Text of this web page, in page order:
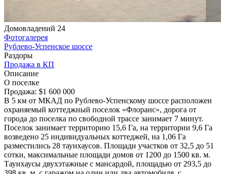
Домовладений 24
Фотогалерея
Рублево-Успенское шоссе
Раздоры
Продажа в КП
Описание
О поселке
Продажа: $1 600 000
В 5 км от МКАД по Рублево-Успенскому шоссе расположен
охраняемый коттеджный поселок «Флоранс», дорога от
города до поселка по свободной трассе занимает 7 минут.
Поселок занимает территорию 15,6 Га, на территории 9,6 Га
возведено 25 индивидуальных коттеджей, на 1,06 Га
разместились 28 таунхаусов. Площади участков от 32,5 до 51
сотки, максимальные площади домов от 1200 до 1500 кв. м.
Таунхаусы двухэтажные с мансардой, площадью от 293,5 до